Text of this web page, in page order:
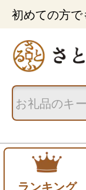
初めての方で
ランキング